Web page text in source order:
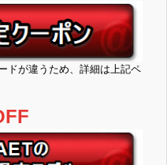
ドが違うため、詳細は上記ペ